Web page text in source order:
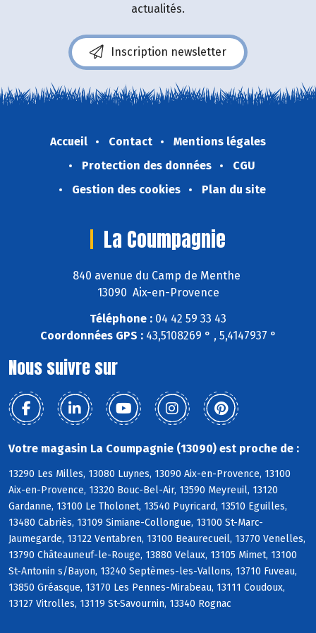
actualités.
Inscription newsletter
Accueil Contact
Mentions légales
Protection des données
CGU
Gestion des cookies
Plan du site
La Coumpagnie
840 avenue du Camp de Menthe
13090 Aix-en-Provence
Téléphone : 04 42 59 33 43
Coordonnées GPS :43,5108269 ° , 5,4147937 °
Nous suivre sur
Votre magasin La Coumpagnie (13090) est proche de :
13290 Les Milles, 13080 Luynes, 13090 Aix-en-Provence, 13100
Aix-en-Provence, 13320 Bouc-Bel-Air, 13590 Meyreuil, 13120
Gardanne, 13100 Le Tholonet, 13540 Puyricard, 13510 Eguilles,
13480 Cabriès, 13109 Simiane-Collongue, 13100 St-Marc-
Jaumegarde, 13122 Ventabren, 13100 Beaurecueil, 13770 Venelles,
13790 Châteauneuf-le-Rouge, 13880 Velaux, 13105 Mimet, 13100
St-Antonin s/Bayon, 13240 Septèmes-les-Vallons, 13710 Fuveau,
13850 Gréasque, 13170 Les Pennes-Mirabeau, 13111 Coudoux,
13127 Vitrolles, 13119 St-Savournin, 13340 Rognac